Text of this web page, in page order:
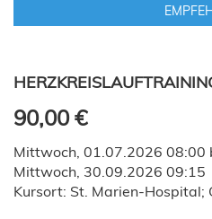
90,00 €
Mittwoch, 01.07.2026 08:00
Mittwoch, 30.09.2026 09:15
Kursort: St. Marien-Hospital;